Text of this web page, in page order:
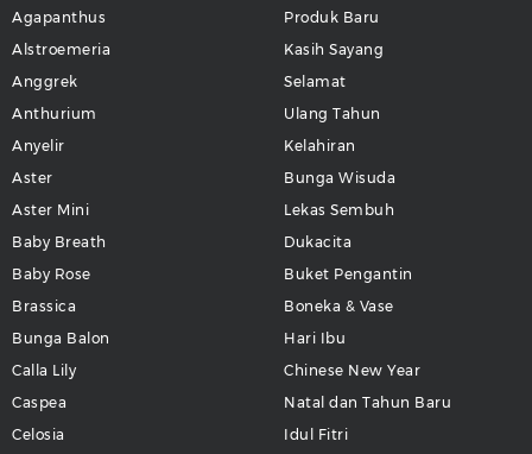
Agapanthus
Alstroemeria
Anggrek
Anthurium
Anyelir
Aster
Aster Mini
Baby Breath
Baby Rose
Brassica
Bunga Balon
Calla Lily
Caspea
Celosia
Produk Baru
Kasih Sayang
Selamat
Ulang Tahun
Kelahiran
Bunga Wisuda
Lekas Sembuh
Dukacita
Buket Pengantin
Boneka & Vase
Hari Ibu
Chinese New Year
Natal dan Tahun Baru
Idul Fitri